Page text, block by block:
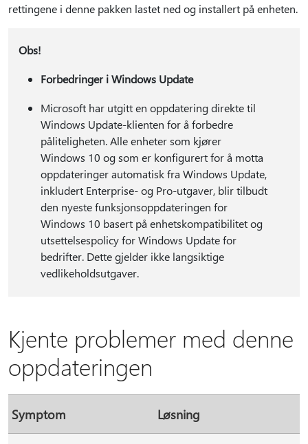
rettingene i denne pakken lastet ned og installert på enheten.
Obs!
Forbedringer i Windows Update
Microsoft har utgitt en oppdatering direkte til
Windows Update-klienten for å forbedre
påliteligheten. Alle enheter som kjører
Windows 10 og som er konfigurert for å motta
oppdateringer automatisk fra Windows Update,
inkludert Enterprise- og Pro-utgaver, blir tilbudt
den nyeste funksjonsoppdateringen for
Windows 10 basert på enhetskompatibilitet og
utsettelsespolicy for Windows Update for
bedrifter. Dette gjelder ikke langsiktige
vedlikeholdsutgaver.
Kjente problemer med denne
oppdateringen
Symptom Løsning